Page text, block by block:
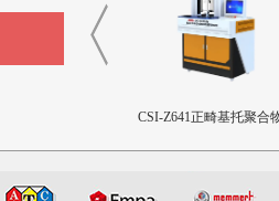
CSI-Z641正畸基托聚合
测试仪